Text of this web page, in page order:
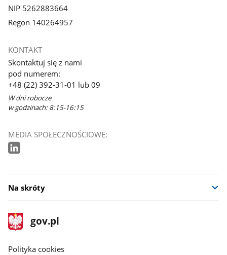
NIP 5262883664
Regon 140264957
KONTAKT
Skontaktuj się z nami
pod numerem:
+48 (22) 392-31-01 lub 09
W dni robocze
w godzinach: 8:15-16:15
MEDIA SPOŁECZNOŚCIOWE:
Na skróty
stopka
gov.pl
Strona
gov.pl
gov.pl
Polityka cookies